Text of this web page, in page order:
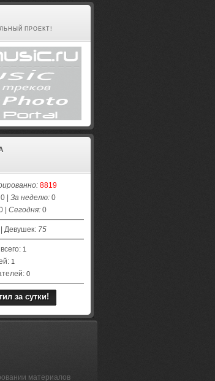
ПРОЕКТ!
8819
0 | За неделю: 0
| Сегодня: 0
| Девушек: 75
1
1
0
за сутки!
материалов